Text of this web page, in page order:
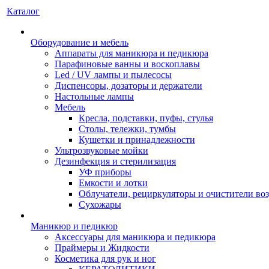
Каталог
Оборудование и мебель
Аппараты для маникюра и педикюра
Парафиновые ванны и воскоплавы
Led / UV лампы и пылесосы
Диспенсоры, дозаторы и держатели
Настольные лампы
Мебель
Кресла, подставки, пуфы, стулья
Столы, тележки, тумбы
Кушетки и принадлежности
Ультрозвуковые мойки
Дезинфекция и стерилизация
УФ приборы
Емкости и лотки
Облучатели, рециркуляторы и очистители
Сухожары
Маникюр и педикюр
Аксессуары для маникюра и педикюра
Праймеры и Жидкости
Косметика для рук и ног